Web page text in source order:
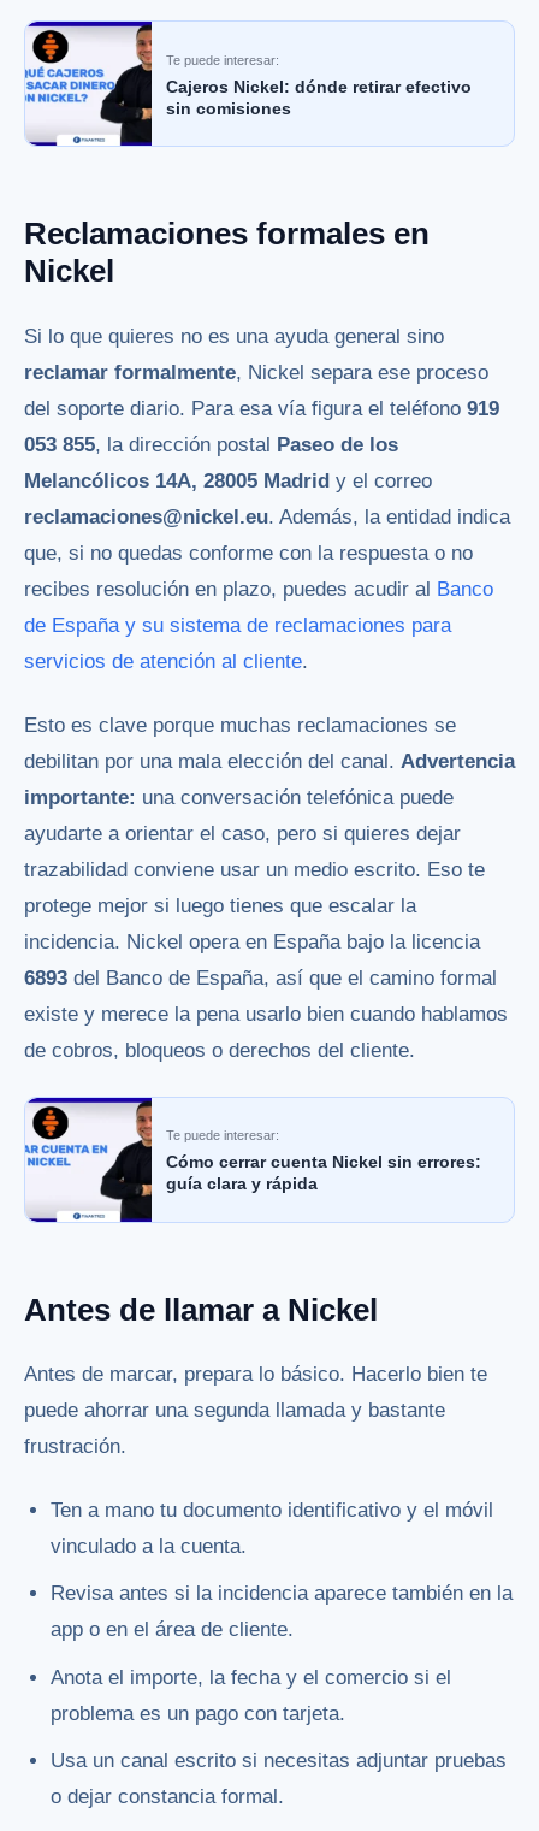
Te puede interesar:
Cajeros Nickel: dónde retirar efectivo
sin comisiones
Reclamaciones formales en
Nickel
Si lo que quieres no es una ayuda general sino
reclamar formalmente, Nickel separa ese proceso
del soporte diario. Para esa vía figura el teléfono 919
053 855, la dirección postal Paseo de los
Melancólicos 14A, 28005 Madrid y el correo
reclamaciones@nickel.eu. Además, la entidad indica
que, si no quedas conforme con la respuesta o no
recibes resolución en plazo, puedes acudir al Banco
de España y su sistema de reclamaciones para
servicios de atención al cliente.
Esto es clave porque muchas reclamaciones se
debilitan por una mala elección del canal. Advertencia
importante: una conversación telefónica puede
ayudarte a orientar el caso, pero si quieres dejar
trazabilidad conviene usar un medio escrito. Eso te
protege mejor si luego tienes que escalar la
incidencia. Nickel opera en España bajo la licencia
6893 del Banco de España, así que el camino formal
existe y merece la pena usarlo bien cuando hablamos
de cobros, bloqueos o derechos del cliente.
Te puede interesar:
Cómo cerrar cuenta Nickel sin errores:
guía clara y rápida
Antes de llamar a Nickel
Antes de marcar, prepara lo básico. Hacerlo bien te
puede ahorrar una segunda llamada y bastante
frustración.
Ten a mano tu documento identificativo y el móvil
vinculado a la cuenta.
Revisa antes si la incidencia aparece también en la
app o en el área de cliente.
Anota el importe, la fecha y el comercio si el
problema es un pago con tarjeta.
Usa un canal escrito si necesitas adjuntar pruebas
o dejar constancia formal.